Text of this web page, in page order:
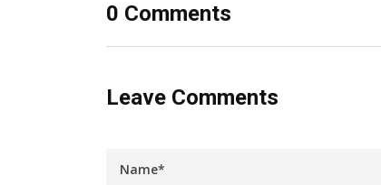
0 Comments
Leave Comments